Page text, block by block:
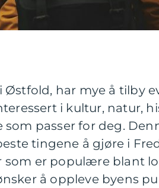
Østfold, har mye å tilby
i kultur, natur,
passer for deg.
tingene å gjøre i
som er populære blant
å oppleve byens